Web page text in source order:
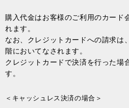
購入代金はお客様のご利用のカード
れます。
なお、クレジットカードへの請求は
階においてなされます。
クレジットカードで決済を行った場
す。
＜キャッシュレス決済の場合＞